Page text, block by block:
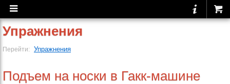
Упражнения
Перейти: Упражнения
Подъем на носки в Гакк-машине